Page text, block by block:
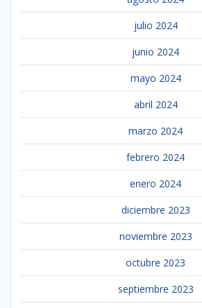
julio 2024
junio 2024
mayo 2024
abril 2024
marzo 2024
febrero 2024
enero 2024
diciembre 2023
noviembre 2023
octubre 2023
septiembre 2023